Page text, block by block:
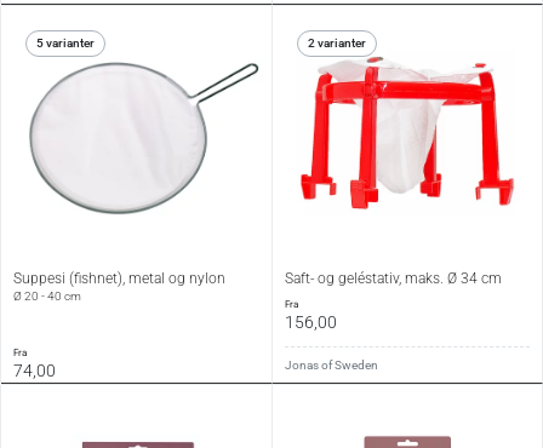
5 varianter
Suppesi (fishnet), metal og nylon
Ø 20 - 40 cm
fra
74,00
2 varianter
Saft- og geléstativ, maks. Ø 34 cm
fra
156,00
Jonas of Sweden